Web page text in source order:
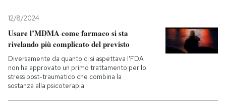
Mondo
Politica
Tecnologia
Internet
Scienza
Cultura
Economia
Consumismi
Storie/Idee
Ok Boomer!
Altrecose
12/8/2024
Usare l’MDMA come farmaco si sta
rivelando più complicato del previsto
Diversamente da quanto ci si aspettava l'FDA
non ha approvato un primo trattamento per lo
stress post-traumatico che combina la
sostanza alla psicoterapia